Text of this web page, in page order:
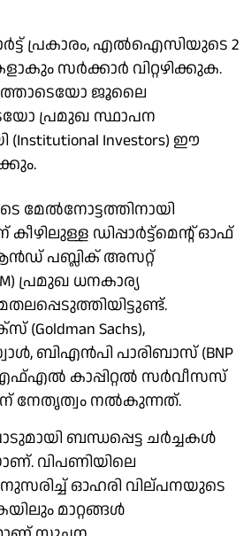
പ്രകാരം, എല്‍ഐസിയുടെ 2
സര്‍ക്കാര്‍ വിറ്റഴിക്കുക.
ജൂലൈ
പ്രമുഖ സ്ഥാപന
Investors) ഈ
മേല്‍നോട്ടത്തിനായി
ഡിപ്പാര്‍ട്ട്മെന്റ് ഓഫ്
പബ്ലിക് അസറ്റ്
പ്രമുഖ ധനകാര്യ
Sachs),
ബിഎന്‍പി പാരിബാസ് (BNP
കാപ്പിറ്റല്‍ സര്‍വീസസ്
നേതൃത്വം നല്‍കുന്നത്.
ബന്ധപ്പെട്ട ചര്‍ച്ചകള്‍
വിപണിയിലെ
ഓഹരി വില്പനയുടെ
മാറ്റങ്ങള്‍